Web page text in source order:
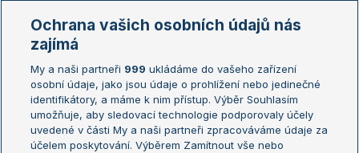
Žebříčky
Žebříček ATP (muži)
Žebříček WTA (ženy)
Sázkařský žebříček
Australian Open
French Open
Wimbledon
US Open
Ochrana vašich osobních údajů nás
zajímá
My a naši partneři 999 ukládáme do vašeho zařízení
osobní údaje, jako jsou údaje o prohlížení nebo jedinečné
identifikátory, a máme k nim přístup. Výběr Souhlasím
umožňuje, aby sledovací technologie podporovaly účely
uvedené v části My a naši partneři zpracováváme údaje za
účelem poskytování. Výběrem Zamítnout vše nebo